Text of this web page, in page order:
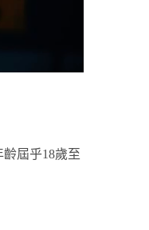
屆乎18歲至